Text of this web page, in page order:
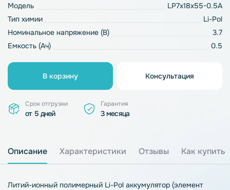
Модель
LP7x18x55-0.5A
Тип химии
Li-Pol
Номинальное напряжение (В)
3.7
Емкость (Ач)
0.5
В корзину Консультация
Срок отгрузки
от 5 дней
Гарантия
3 месяца
Описание Характеристики Отзывы Как купить
Литий-ионный полимерный Li-Pol аккумулятор (элемент